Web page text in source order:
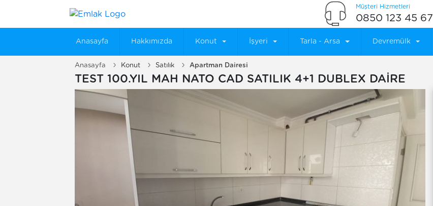
Müşteri Hizmetleri
0850 123 45 67
Anasayfa Hakkımızda Konut İşyeri Tarla - Arsa Devremülk
Anasayfa Konut Satılık Apartman Dairesi
TEST 100.YIL MAH NATO CAD SATILIK 4+1 DUBLEX DAİRE